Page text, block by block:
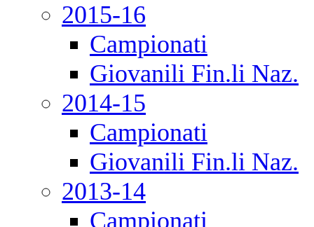
2015-16
Campionati
Giovanili Fin.li Naz.
2014-15
Campionati
Giovanili Fin.li Naz.
2013-14
Campionati